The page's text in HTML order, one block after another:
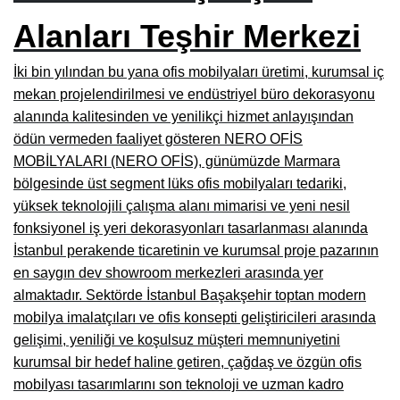
Burdur Mobilya İmalatçıları, Fabrikaları, Mağazaları
Isparta Mobilyacılar, Mobilya Mağazaları, Fabrikaları
Çankırı Mobilyacılar, Mobilya Mağazaları, İmalatçıları
Mersin Mobilyacılar, Mobilya Mağazaları, Üreticileri
Antalya Mobilyacıları, Mobilya Mağazaları, Firmaları
Bolu Mobilyacılar, Mobilya Mağazaları, İmalatçıları
Kırklareli Mobilyacılar, Mobilya Firmaları, Mağazaları
Muğla Mobilyacılar, Mobilya Mağazaları, İmalatçıları
Kastamonu Mobilya Mağazaları, Firmaları
Sakarya Mobilyacılar, Mobilya Mağazaları, İmalatçıları
Alanları Teşhir Merkezi
İki bin yılından bu yana ofis mobilyaları üretimi, kurumsal iç
mekan projelendirilmesi ve endüstriyel büro dekorasyonu
alanında kalitesinden ve yenilikçi hizmet anlayışından
ödün vermeden faaliyet gösteren NERO OFİS
MOBİLYALARI (NERO OFİS), günümüzde Marmara
bölgesinde üst segment lüks ofis mobilyaları tedariki,
yüksek teknolojili çalışma alanı mimarisi ve yeni nesil
fonksiyonel iş yeri dekorasyonları tasarlanması alanında
İstanbul perakende ticaretinin ve kurumsal proje pazarının
en saygın dev showroom merkezleri arasında yer
almaktadır. Sektörde İstanbul Başakşehir toptan modern
mobilya imalatçıları ve ofis konsepti geliştiricileri arasında
gelişimi, yeniliği ve koşulsuz müşteri memnuniyetini
kurumsal bir hedef haline getiren, çağdaş ve özgün ofis
mobilyası tasarımlarını son teknoloji ve uzman kadro